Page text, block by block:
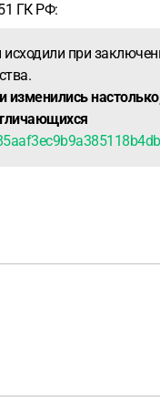
ГК РФ:
при
изменились